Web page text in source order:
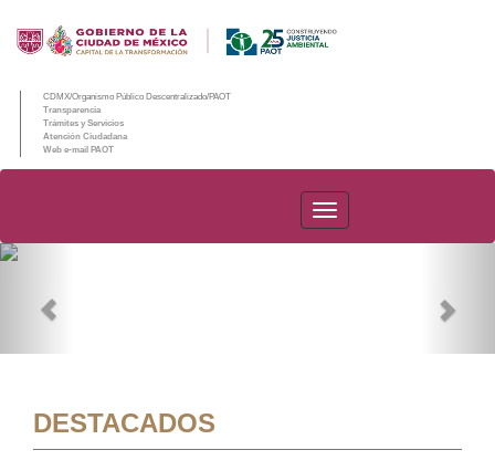
CDMX/Organismo Público Descentralizado/PAOT
Transparencia
Trámites y Servicios
Atención Ciudadana
Web e-mail PAOT
PAOT
DESTACADOS